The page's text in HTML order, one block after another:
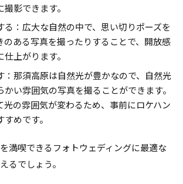
影できます。
る：広大な自然の中で、思い切りポーズを
のある写真を撮ったりすることで、開放感
上がります。
：那須高原は自然光が豊かなので、自然光
かい雰囲気の写真を撮ることができます。
光の雰囲気が変わるため、事前にロケハン
めです。
満喫できるフォトウェディングに最適な
るでしょう。